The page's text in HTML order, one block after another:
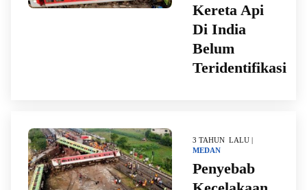
Kereta Api
Di India
Belum
Teridentifikasi
3 TAHUN LALU |
MEDAN
Penyebab